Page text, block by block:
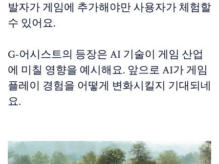
발자가 게임에 추가해야만 사용자가 체험할
수 있어요.
G-어시스트의 등장은 AI 기술이 게임 산업
에 미칠 영향을 예시해요. 앞으로 AI가 게임
플레이 경험을 어떻게 변화시킬지 기대되네
요.